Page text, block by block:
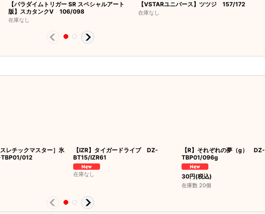
【パラダイムトリガー SR スペシャルアート
版】スカタンクV 106/098
在庫なし
【VSTARユニバース】ツツジ 157/172
在庫なし
スレチックマスター］氷
012
【IZR】タイガードライブ DZ-
BT15/IZR61
在庫なし
【R】それぞれの夢（g） DZ-
TBP01/096g
30円(税込)
在庫数 20個